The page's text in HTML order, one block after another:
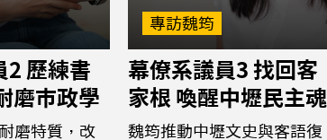
2 歷練書
磨市政學
磨特質，改
專訪魏筠
幕僚系議員3 找回客
家根 喚醒中壢民主魂
魏筠推動中壢文史與客語復